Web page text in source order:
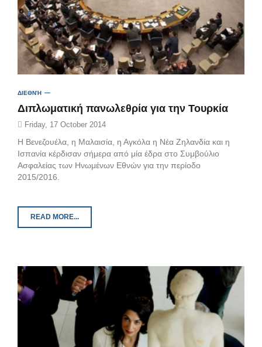
ΔΙΕΘΝΉ
Διπλωματική πανωλεθρία για την Τουρκία
Friday, 17 October 2014
Η Βενεζουέλα, η Μαλαισία, η Αγκόλα η Νέα Ζηλανδία και η
Ισπανία κέρδισαν σήμερα από μία έδρα στο Συμβούλιο
Ασφαλείας των Ηνωμένων Εθνών για την περίοδο
2015/2016.
READ MORE...